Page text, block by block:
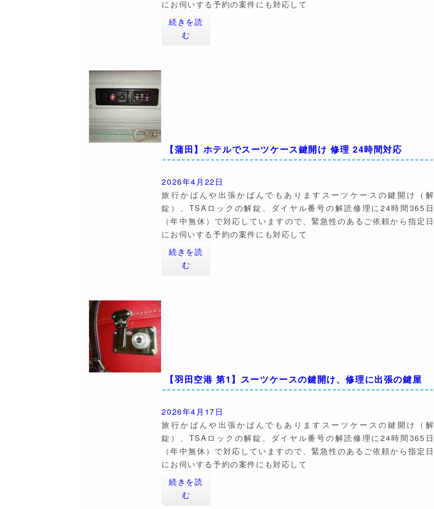
にお伺いする予約の案件にも対応して
続きを読
む
【蒲田】ホテルでスーツケース鍵開け 修理 24時間対応
2026年4月22日
旅行かばんや出張かばんでもありますスーツケースの鍵開け（解
錠）、TSAロックの解錠、ダイヤル番号の解読修理に24時間365日
（年中無休）で対応していますので、緊急性のあるご依頼から指定日
にお伺いする予約の案件にも対応して
続きを読
む
【羽田空港 第1】スーツケースの鍵開け、修理に出張の鍵屋
2026年4月17日
旅行かばんや出張かばんでもありますスーツケースの鍵開け（解
錠）、TSAロックの解錠、ダイヤル番号の解読修理に24時間365日
（年中無休）で対応していますので、緊急性のあるご依頼から指定日
にお伺いする予約の案件にも対応して
続きを読
む